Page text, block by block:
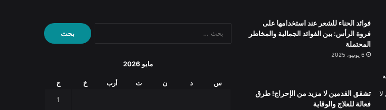
فوائد الحناء للشعر عند استخدامها على
فروة الرأس: بين الفوائد الجمالية والمخاطر
المحتملة
6 يونيو، 2025
تشقق القدمين لا مزيد من الإحراج! طرق
فعالة للعلاج والوقاية
البحث
عن:
مايو 2026
س د ن ث أرب خ ج
1